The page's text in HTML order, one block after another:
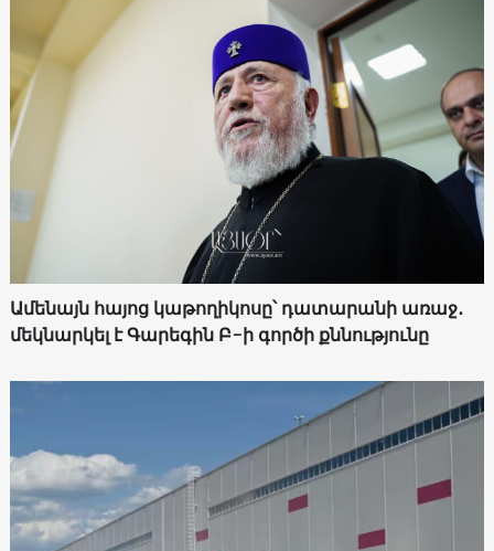
Ամենայն հայոց կաթողիկոսը՝ դատարանի առաջ․
մեկնարկել է Գարեգին Բ-ի գործի քննությունը